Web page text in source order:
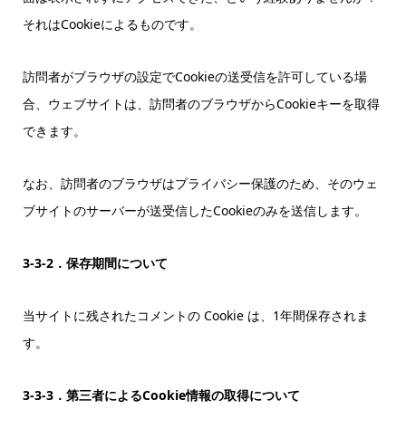
それはCookieによるものです。
訪問者がブラウザの設定でCookieの送受信を許可している場
合、ウェブサイトは、訪問者のブラウザからCookieキーを取得
できます。
なお、訪問者のブラウザはプライバシー保護のため、そのウェ
ブサイトのサーバーが送受信したCookieのみを送信します。
3-3-2．保存期間について
当サイトに残されたコメントの Cookie は、1年間保存されま
す。
3-3-3．第三者によるCookie情報の取得について